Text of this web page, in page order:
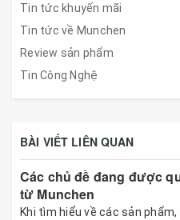
Tin tức khuyến mãi
Tin tức về Munchen
Review sản phẩm
Tin Công Nghệ
BÀI VIẾT LIÊN QUAN
Các chủ đề đang được
từ Munchen
Khi tìm hiểu về các sản